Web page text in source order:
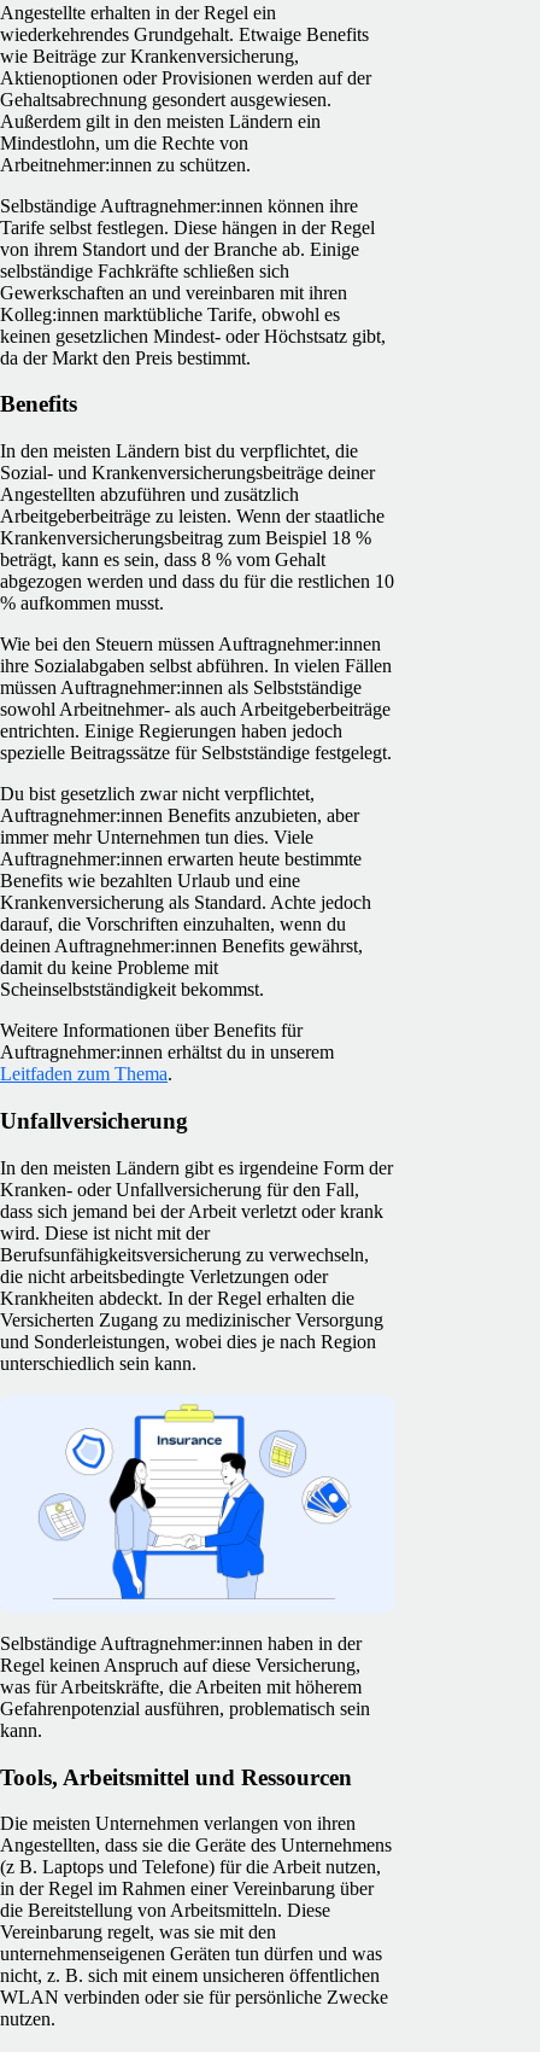
Angestellte erhalten in der Regel ein
wiederkehrendes Grundgehalt. Etwaige Benefits
wie Beiträge zur Krankenversicherung,
Aktienoptionen oder Provisionen werden auf der
Gehaltsabrechnung gesondert ausgewiesen.
Außerdem gilt in den meisten Ländern ein
Mindestlohn, um die Rechte von
Arbeitnehmer:innen zu schützen.
Selbständige Auftragnehmer:innen können ihre
Tarife selbst festlegen. Diese hängen in der Regel
von ihrem Standort und der Branche ab. Einige
selbständige Fachkräfte schließen sich
Gewerkschaften an und vereinbaren mit ihren
Kolleg:innen marktübliche Tarife, obwohl es
keinen gesetzlichen Mindest- oder Höchstsatz gibt,
da der Markt den Preis bestimmt.
Benefits
In den meisten Ländern bist du verpflichtet, die
Sozial- und Krankenversicherungsbeiträge deiner
Angestellten abzuführen und zusätzlich
Arbeitgeberbeiträge zu leisten. Wenn der staatliche
Krankenversicherungsbeitrag zum Beispiel 18 %
beträgt, kann es sein, dass 8 % vom Gehalt
abgezogen werden und dass du für die restlichen 10
% aufkommen musst.
Wie bei den Steuern müssen Auftragnehmer:innen
ihre Sozialabgaben selbst abführen. In vielen Fällen
müssen Auftragnehmer:innen als Selbstständige
sowohl Arbeitnehmer- als auch Arbeitgeberbeiträge
entrichten. Einige Regierungen haben jedoch
spezielle Beitragssätze für Selbstständige festgelegt.
Du bist gesetzlich zwar nicht verpflichtet,
Auftragnehmer:innen Benefits anzubieten, aber
immer mehr Unternehmen tun dies. Viele
Auftragnehmer:innen erwarten heute bestimmte
Benefits wie bezahlten Urlaub und eine
Krankenversicherung als Standard. Achte jedoch
darauf, die Vorschriften einzuhalten, wenn du
deinen Auftragnehmer:innen Benefits gewährst,
damit du keine Probleme mit
Scheinselbstständigkeit bekommst.
Weitere Informationen über Benefits für
Auftragnehmer:innen erhältst du in unserem
Leitfaden zum Thema.
Unfallversicherung
In den meisten Ländern gibt es irgendeine Form der
Kranken- oder Unfallversicherung für den Fall,
dass sich jemand bei der Arbeit verletzt oder krank
wird. Diese ist nicht mit der
Berufsunfähigkeitsversicherung zu verwechseln,
die nicht arbeitsbedingte Verletzungen oder
Krankheiten abdeckt. In der Regel erhalten die
Versicherten Zugang zu medizinischer Versorgung
und Sonderleistungen, wobei dies je nach Region
unterschiedlich sein kann.
Selbständige Auftragnehmer:innen haben in der
Regel keinen Anspruch auf diese Versicherung,
was für Arbeitskräfte, die Arbeiten mit höherem
Gefahrenpotenzial ausführen, problematisch sein
kann.
Tools, Arbeitsmittel und Ressourcen
Die meisten Unternehmen verlangen von ihren
Angestellten, dass sie die Geräte des Unternehmens
(z B. Laptops und Telefone) für die Arbeit nutzen,
in der Regel im Rahmen einer Vereinbarung über
die Bereitstellung von Arbeitsmitteln. Diese
Vereinbarung regelt, was sie mit den
unternehmenseigenen Geräten tun dürfen und was
nicht, z. B. sich mit einem unsicheren öffentlichen
WLAN verbinden oder sie für persönliche Zwecke
nutzen.